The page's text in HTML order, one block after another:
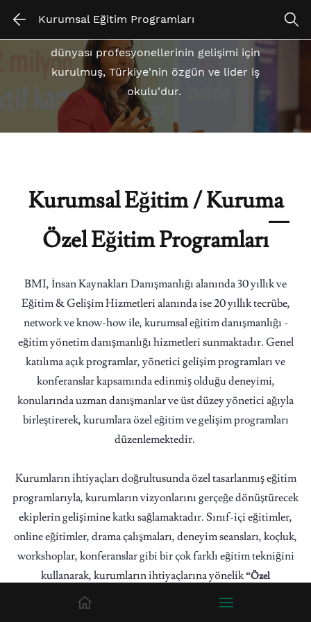
Kurumsal Eğitim Programları
dünyası profesyonellerinin gelişimi için
kurulmuş, Türkiye'nin özgün ve lider iş
okulu'dur.
Kurumsal Eğitim / Kuruma
Özel Eğitim Programları
BMI, İnsan Kaynakları Danışmanlığı alanında 30 yıllık ve
Eğitim & Gelişim Hizmetleri alanında ise 20 yıllık tecrübe,
network ve know-how ile, kurumsal eğitim danışmanlığı -
eğitim yönetim danışmanlığı hizmetleri sunmaktadır. Genel
katılıma açık programlar, yönetici gelişim programları ve
konferanslar kapsamında edinmiş olduğu deneyimi,
konularında uzman danışmanlar ve üst düzey yönetici ağıyla
birleştirerek, kurumlara özel eğitim ve gelişim programları
düzenlemektedir.
Kurumların ihtiyaçları doğrultusunda özel tasarlanmış eğitim
programlarıyla, kurumların vizyonlarını gerçeğe dönüştürecek
ekiplerin gelişimine katkı sağlamaktadır. Sınıf-içi eğitimler,
online eğitimler, drama çalışmaları, deneyim seansları, koçluk,
workshoplar, konferanslar gibi bir çok farklı eğitim tekniğini
kullanarak, kurumların ihtiyaçlarına yönelik“Özel
üreterek maksimum fayda yaratmayı, kurumsal ve